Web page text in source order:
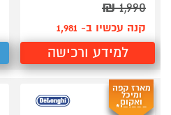
1,990
₪
קנה עכשיו ב- 1,981
למידע ורכישה
מארז קפה
ומיכל
ואקום
במתנה!*